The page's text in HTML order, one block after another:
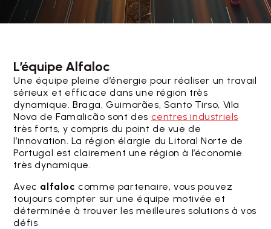
L’équipe Alfaloc
Une équipe pleine d’énergie pour réaliser un travail
sérieux et efficace dans une région très
dynamique. Braga, Guimarães, Santo Tirso, Vila
Nova de Famalicão sont des centres industriels
très forts, y compris du point de vue de
l’innovation. La région élargie du Litoral Norte de
Portugal est clairement une région à l’économie
très dynamique.
Avec alfaloc comme partenaire, vous pouvez
toujours compter sur une équipe motivée et
déterminée à trouver les meilleures solutions à vos
défis